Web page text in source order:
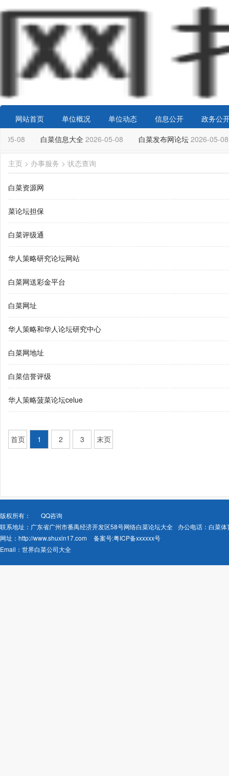
网站首页 单位概况 单位动态 信息公开
政务公
05-08
白菜信息大全 2026-05-08 白菜发布网论坛 2026-05-08
主页 > 办事服务 > 状态查询
白菜资源网
菜论坛担保
白菜评级通
华人策略研究论坛网站
白菜网送彩金平台
白菜网址
华人策略和华人论坛研究中心
白菜网地址
白菜信誉评级
华人策略菠菜论坛celue
首页 1 2 3 末页
版权所有：
QQ咨询
联系地址：广东省广州市番禺经济开发区58号网络白菜论坛大全
办公电话：白菜
网址： http://www.shuxin17.com 备案号:粤ICP备xxxxxx号
Email： 世界白菜公司大全